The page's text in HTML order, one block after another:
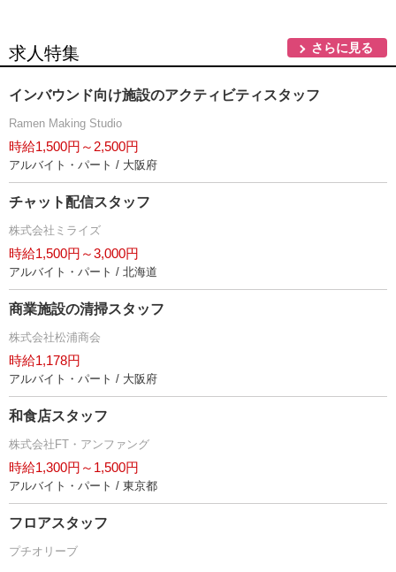
求人特集 さらに見る
インバウンド向け施設のアクティビティスタッフ
Ramen Making Studio
時給1,500円～2,500円
アルバイト・パート / 大阪府
チャット配信スタッフ
株式会社ミライズ
時給1,500円～3,000円
アルバイト・パート / 北海道
商業施設の清掃スタッフ
株式会社松浦商会
時給1,178円
アルバイト・パート / 大阪府
和食店スタッフ
株式会社FT・アンファング
時給1,300円～1,500円
アルバイト・パート / 東京都
フロアスタッフ
プチオリーブ